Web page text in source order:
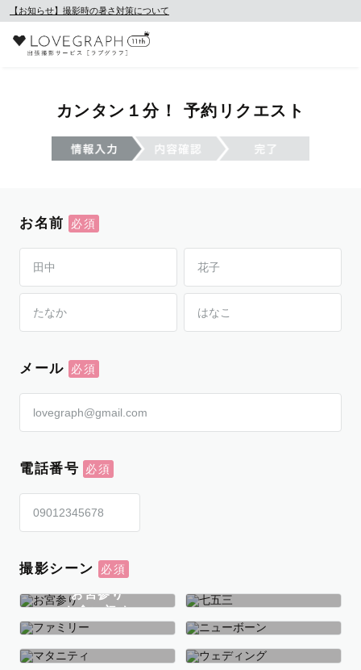
【お知らせ】撮影時の暑さ対策について
カンタン１分！ 予約リクエスト
お名前
メール
電話番号
撮影シーン
お宮参り
お食い初め
七五三
ファミリー ニューボーン